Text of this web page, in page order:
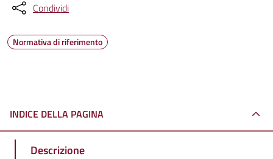
Condividi
Normativa di riferimento
INDICE DELLA PAGINA
Descrizione